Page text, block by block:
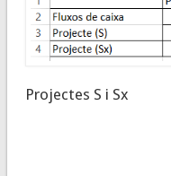
Projectes S i Sx